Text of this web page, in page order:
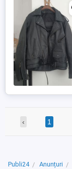
‹ 1
Publi24 Anunțuri